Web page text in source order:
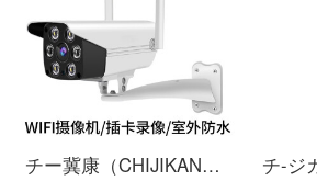
チー冀康（CHIJIKANG）CJK-5120-128 G無線監視カメラ高精細家庭用カメラ双方向音声カメラ屋外防水wifi携帯電話長距離視聴